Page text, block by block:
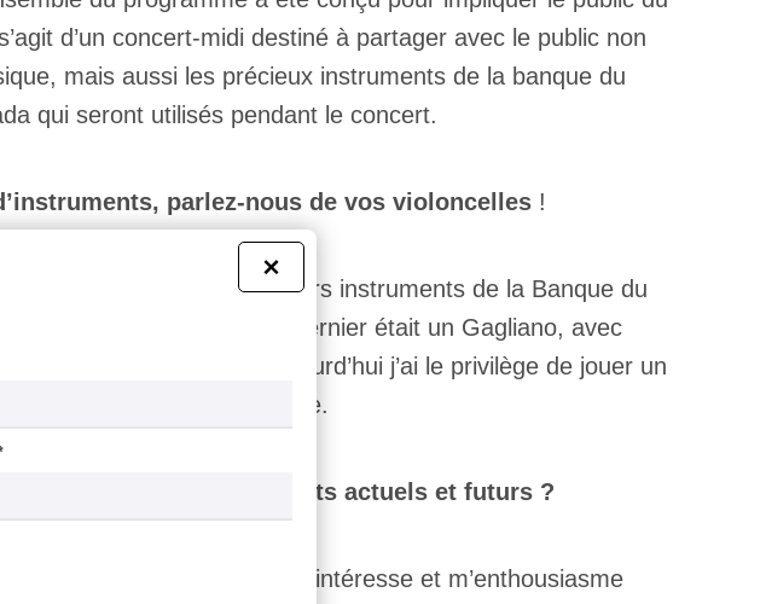
d’un concert-midi destiné à partager avec le public non
mais aussi les précieux instruments de la banque du
qui seront utilisés pendant le concert.
parlez-nous de vos violoncelles!
également bénéficié de divers instruments de la Banque du
dont trois à ce jour. Le dernier était un Gagliano, avec
dernier projet, tandis qu’aujourd’hui j’ai le privilège de jouer un
Canimex à Drummondville.
nous parler de vos projets actuels et futurs ?
une activité qui m’intéresse et m’enthousiasme
×